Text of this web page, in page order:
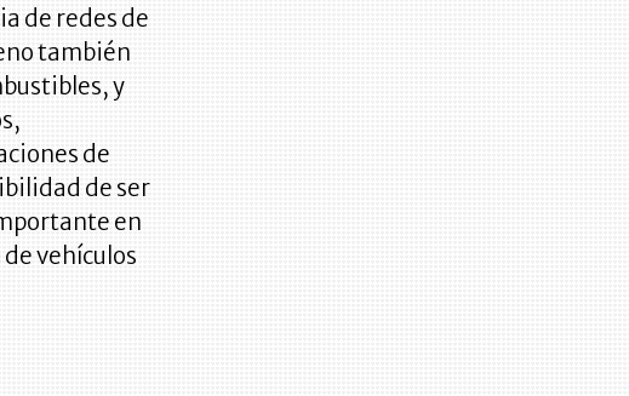
de redes de
también
y
de
de ser
en
vehículos